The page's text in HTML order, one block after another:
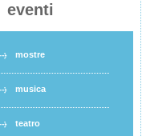
eventi
mostre
musica
teatro